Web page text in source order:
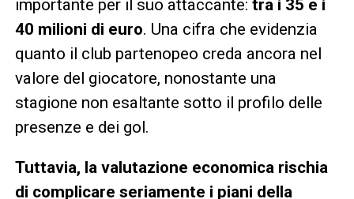
importante per il suo attaccante: tra i 35 e i
40 milioni di euro. Una cifra che evidenzia
quanto il club partenopeo creda ancora nel
valore del giocatore, nonostante una
stagione non esaltante sotto il profilo delle
presenze e dei gol.
Tuttavia, la valutazione economica rischia
di complicare seriamente i piani della